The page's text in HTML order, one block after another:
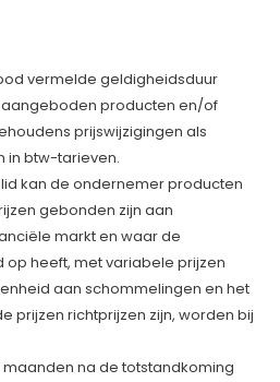
vermelde geldigheidsduur
producten en/of
prijswijzigingen als
in btw-tarieven.
kan de ondernemer producten
gebonden zijn aan
markt en waar de
heeft, met variabele prijzen
aan schommelingen en het
prijzen richtprijzen zijn, worden bij
na de totstandkoming